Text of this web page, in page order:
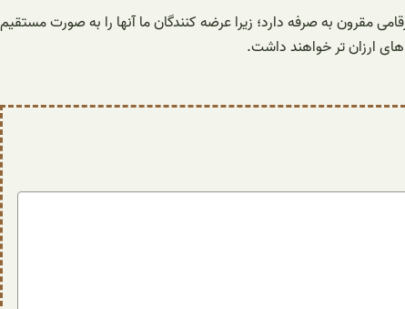
به صرفه دارد؛ زیرا عرضه کنندگان ما آنها را به صورت مستقیم
های ارزان تر خواهند داشت.